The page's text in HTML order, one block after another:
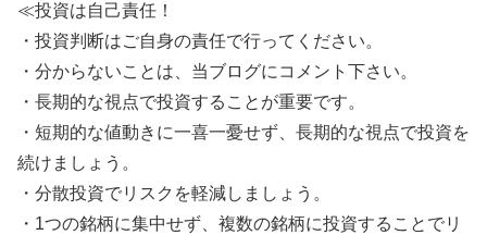
≪投資は自己責任！
・投資判断はご自身の責任で行ってください。
・分からないことは、当ブログにコメント下さい。
・長期的な視点で投資することが重要です。
・短期的な値動きに一喜一憂せず、長期的な視点で投資を
続けましょう。
・分散投資でリスクを軽減しましょう。
・1つの銘柄に集中せず、複数の銘柄に投資することでリ